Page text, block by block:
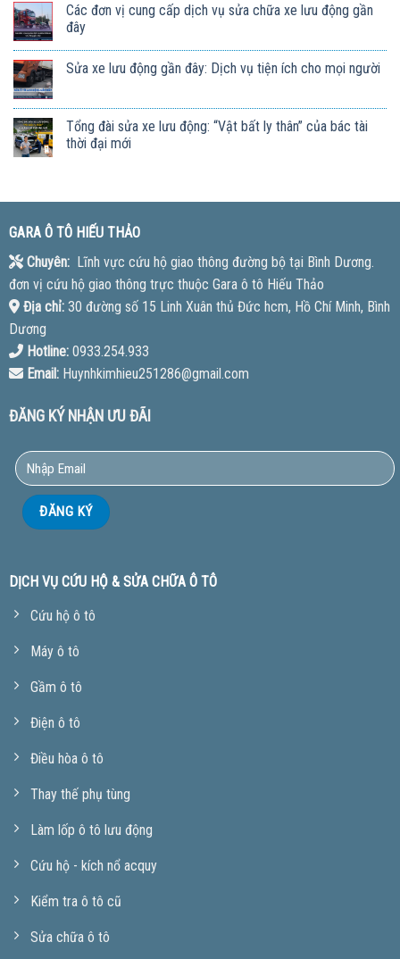
Các đơn vị cung cấp dịch vụ sửa chữa xe lưu động gần
đây
Sửa xe lưu động gần đây: Dịch vụ tiện ích cho mọi người
Tổng đài sửa xe lưu động: “Vật bất ly thân” của bác tài
thời đại mới
GARA Ô TÔ HIẾU THẢO
Chuyên:Lĩnh vực cứu hộ giao thông đường bộ tại Bình Dương.
đơn vị cứu hộ giao thông trực thuộc Gara ô tô Hiếu Thảo
Địa chỉ:30 đường số 15 Linh Xuân thủ Đức hcm, Hồ Chí Minh, Bình
Dương
Hotline:0933.254.933
Email:Huynhkimhieu251286@gmail.com
ĐĂNG KÝ NHẬN ƯU ĐÃI
DỊCH VỤ CỨU HỘ & SỬA CHỮA Ô TÔ
Cứu hộ ô tô
Máy ô tô
Gầm ô tô
Điện ô tô
Điều hòa ô tô
Thay thế phụ tùng
Làm lốp ô tô lưu động
Cứu hộ - kích nổ acquy
Kiểm tra ô tô cũ
Sửa chữa ô tô